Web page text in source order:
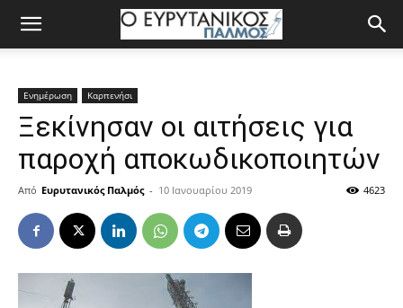
Ενημέρωση Καρπενήσι
Ξεκίνησαν οι αιτήσεις για
παροχή αποκωδικοποιητών
Από Ευρυτανικός Παλμός - 10 Ιανουαρίου 2019 4623